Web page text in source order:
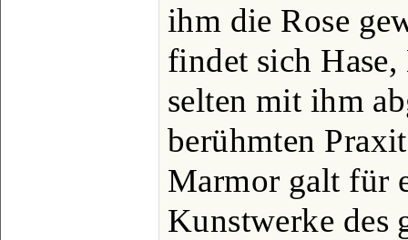
ihm die Rose
findet sich
selten mit ihm
berühmten
Marmor galt für
Kunstwerke des